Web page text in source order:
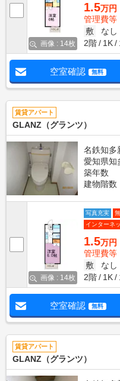
画像 : 14枚
1.5万円
管理費等
敷
なし
2階
1K
空室確認 無料
賃貸アパート
GLANZ（グランツ）
名鉄知多
愛知県知
築年数
建物階数
画像 : 14枚
写真充実
インターネ
1.5万円
管理費等
敷
なし
2階
1K
空室確認 無料
賃貸アパート
GLANZ（グランツ）